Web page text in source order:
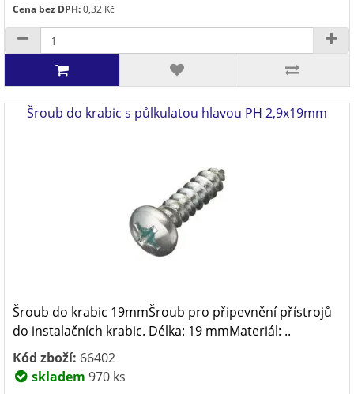
Cena bez DPH:0,32 Kč
Šroub do krabic s půlkulatou hlavou PH 2,9x19mm
Šroub do krabic 19mmŠroub pro připevnění přístrojů
do instalačních krabic. Délka: 19 mmMateriál: ..
Kód zboží: 66402
skladem 970 ks